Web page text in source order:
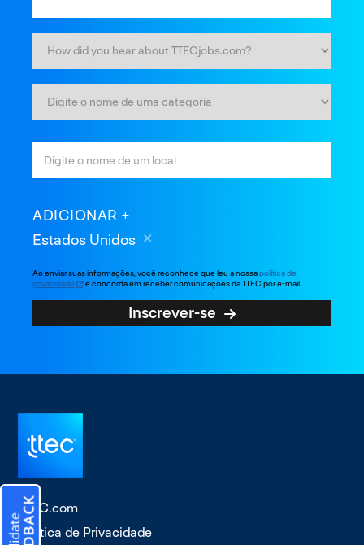
ADICIONAR
Estados Unidos
Ao enviar suas informações, você reconhece que leu a nossapolítica de
privacidade
e concorda em receber comunicações da TTEC por e-mail.
Inscrever-se
TTEC.com
Política de Privacidade